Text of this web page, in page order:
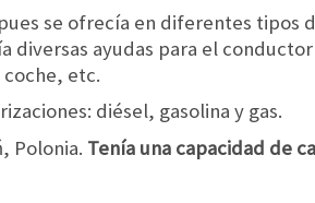
se ofrecía en diferentes tipos
diversas ayudas para el
etc.
diésel, gasolina y gas.
Polonia. Tenía una capacidad de